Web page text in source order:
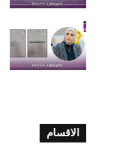
الاقسام